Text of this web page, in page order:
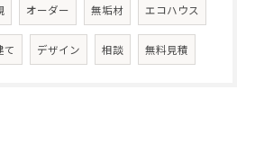
オーダー 無垢材 エコハウス
て デザイン 相談 無料見積